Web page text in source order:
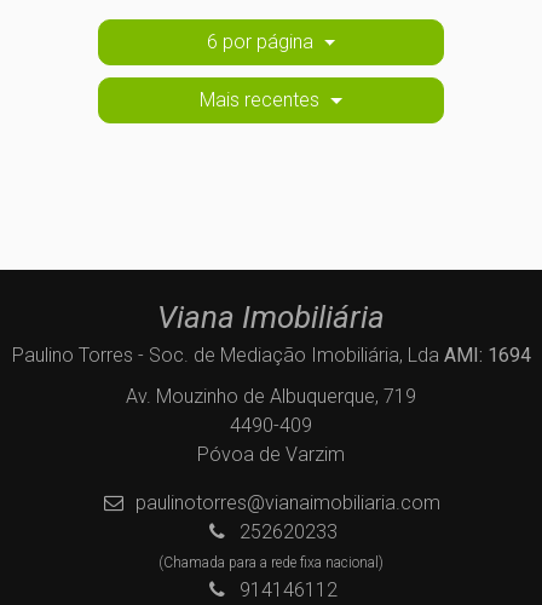
6 por página
Mais recentes
Viana Imobiliária
Paulino Torres - Soc. de Mediação Imobiliária, Lda AMI: 1694
Av. Mouzinho de Albuquerque, 719
4490-409
Póvoa de Varzim
paulinotorres@vianaimobiliaria.com
252620233
(Chamada para a rede fixa nacional)
914146112